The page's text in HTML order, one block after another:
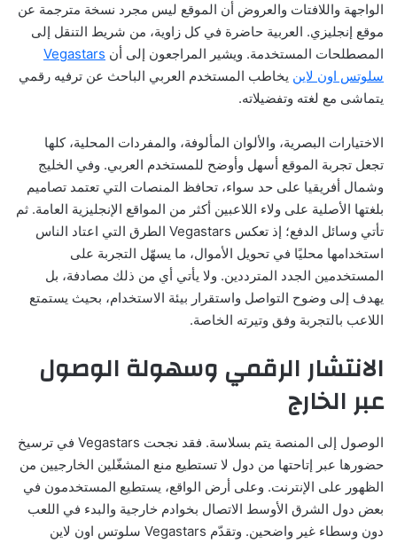
الواجهة واللافتات والعروض أن الموقع ليس مجرد نسخة مترجمة عن
موقع إنجليزي. العربية حاضرة في كل زاوية، من شريط التنقل إلى
المصطلحات المستخدمة. ويشير المراجعون إلى أن Vegastars
سلوتس اون لاين يخاطب المستخدم العربي الباحث عن ترفيه رقمي
يتماشى مع لغته وتفضيلاته.
الاختيارات البصرية، والألوان المألوفة، والمفردات المحلية، كلها
تجعل تجربة الموقع أسهل وأوضح للمستخدم العربي. وفي الخليج
وشمال أفريقيا على حد سواء، تحافظ المنصات التي تعتمد تصاميم
بلغتها الأصلية على ولاء اللاعبين أكثر من المواقع الإنجليزية العامة. ثم
تأتي وسائل الدفع؛ إذ تعكس Vegastars الطرق التي اعتاد الناس
استخدامها محليًا في تحويل الأموال، ما يسهّل التجربة على
المستخدمين الجدد المترددين. ولا يأتي أي من ذلك مصادفة، بل
يهدف إلى وضوح التواصل واستقرار بيئة الاستخدام، بحيث يستمتع
اللاعب بالتجربة وفق وتيرته الخاصة.
الانتشار الرقمي وسهولة الوصول
عبر الخارج
الوصول إلى المنصة يتم بسلاسة. فقد نجحت Vegastars في ترسيخ
حضورها عبر إتاحتها من دول لا تستطيع منع المشغّلين الخارجيين من
الظهور على الإنترنت. وعلى أرض الواقع، يستطيع المستخدمون في
بعض دول الشرق الأوسط الاتصال بخوادم خارجية والبدء في اللعب
دون وسطاء غير واضحين. وتقدّم Vegastars سلوتس اون لاين